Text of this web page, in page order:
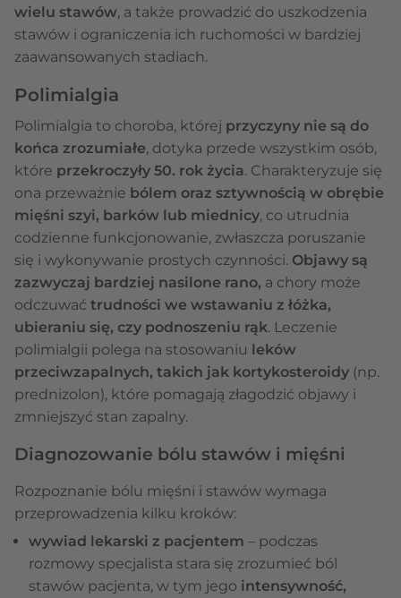
wielu stawów, a także prowadzić do uszkodzenia
stawów i ograniczenia ich ruchomości w bardziej
zaawansowanych stadiach.
Polimialgia
Polimialgia to choroba, której przyczyny nie są do
końca zrozumiałe, dotyka przede wszystkim osób,
które przekroczyły 50. rok życia. Charakteryzuje się
ona przeważnie bólem oraz sztywnością w obrębie
mięśni szyi, barków lub miednicy, co utrudnia
codzienne funkcjonowanie, zwłaszcza poruszanie
się i wykonywanie prostych czynności. Objawy są
zazwyczaj bardziej nasilone rano, a chory może
odczuwać trudności we wstawaniu z łóżka,
ubieraniu się, czy podnoszeniu rąk. Leczenie
polimialgii polega na stosowaniu leków
przeciwzapalnych, takich jak kortykosteroidy (np.
prednizolon), które pomagają złagodzić objawy i
zmniejszyć stan zapalny.
Diagnozowanie bólu stawów i mięśni
Rozpoznanie bólu mięśni i stawów wymaga
przeprowadzenia kilku kroków:
wywiad lekarski z pacjentem – podczas
rozmowy specjalista stara się zrozumieć ból
stawów pacjenta, w tym jego intensywność,